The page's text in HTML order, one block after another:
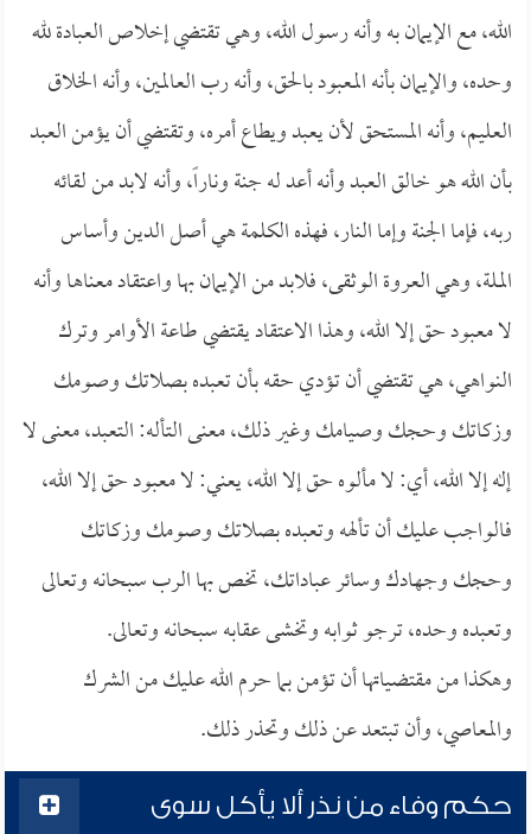
الله، مع الإيمان به وأنه رسول الله، وهي تقتضي إخلاص العبادة لله
وحده، والإيمان بأنه المعبود بالحق، وأنه رب العالمين، وأنه الخلاق
العليم، وأنه المستحق لأن يعبد ويطاع أمره، وتقتضي أن يؤمن العبد
بأن الله هو خالق العبد وأنه أعد له جنة وناراً، وأنه لابد من لقائه
ربه، فإما الجنة وإما النار، فهذه الكلمة هي أصل الدين وأساس
الملة، وهي العروة الوثقى، فلابد من الإيمان بها واعتقاد معناها وأنه
لا معبود حق إلا الله، وهذا الاعتقاد يقتضي طاعة الأوامر وترك
النواهي، هي تقتضي أن تؤدي حقه بأن تعبده بصلاتك وصومك
وزكاتك وحجك وصيامك وغير ذلك، معنى التأله: التعبد، معنى لا
إله إلا الله، أي: لا مألوه حق إلا الله، يعني: لا معبود حق إلا الله،
فالواجب عليك أن تألهه وتعبده بصلاتك وصومك وزكاتك
وحجك وجهادك وسائر عباداتك، تخص بها الرب سبحانه وتعالى
وتعبده وحده، ترجو ثوابه وتخشى عقابه سبحانه وتعالى.
وهكذا من مقتضياتها أن تؤمن بما حرم الله عليك من الشرك
والمعاصي، وأن تبتعد عن ذلك وتحذر ذلك.
حكم وفاء من نذر ألا يأكل سوى